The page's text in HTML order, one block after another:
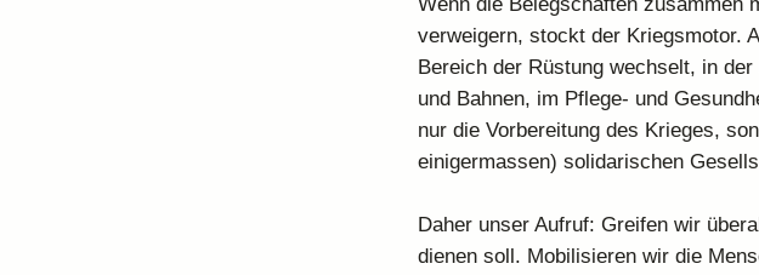
Wenn die Belegschaften zusammen
verweigern, stockt der Kriegsmotor.
Bereich der Rüstung wechselt, in
und Bahnen, im Pflege- und
nur die Vorbereitung des Krieges,
einigermassen) solidarischen
Daher unser Aufruf: Greifen wir
dienen soll. Mobilisieren wir die